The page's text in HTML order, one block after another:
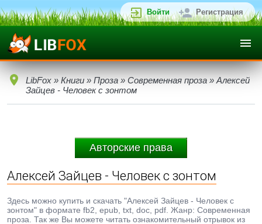
Войти Регистрация
LibFox » Книги » Проза » Современная проза » Алексей
Зайцев - Человек с зонтом
Авторские права
Алексей Зайцев - Человек с зонтом
Здесь можно купить и скачать "Алексей Зайцев - Человек с
зонтом" в формате fb2, epub, txt, doc, pdf. Жанр: Современная
проза. Так же Вы можете читать ознакомительный отрывок из